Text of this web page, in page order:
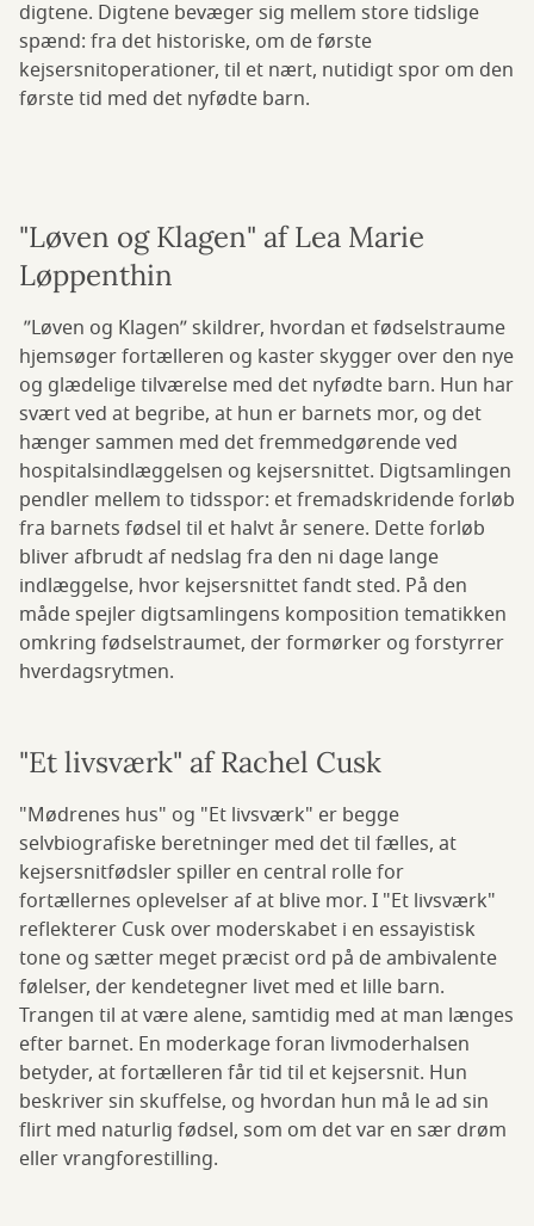
digtene. Digtene bevæger sig mellem store tidslige
spænd: fra det historiske, om de første
kejsersnitoperationer, til et nært, nutidigt spor om den
første tid med det nyfødte barn.
"Løven og Klagen" af Lea Marie
Løppenthin
”Løven og Klagen” skildrer, hvordan et fødselstraume
hjemsøger fortælleren og kaster skygger over den nye
og glædelige tilværelse med det nyfødte barn. Hun har
svært ved at begribe, at hun er barnets mor, og det
hænger sammen med det fremmedgørende ved
hospitalsindlæggelsen og kejsersnittet. Digtsamlingen
pendler mellem to tidsspor: et fremadskridende forløb
fra barnets fødsel til et halvt år senere. Dette forløb
bliver afbrudt af nedslag fra den ni dage lange
indlæggelse, hvor kejsersnittet fandt sted. På den
måde spejler digtsamlingens komposition tematikken
omkring fødselstraumet, der formørker og forstyrrer
hverdagsrytmen.
"Et livsværk" af Rachel Cusk
"Mødrenes hus" og "Et livsværk" er begge
selvbiografiske beretninger med det til fælles, at
kejsersnitfødsler spiller en central rolle for
fortællernes oplevelser af at blive mor. I "Et livsværk"
reflekterer Cusk over moderskabet i en essayistisk
tone og sætter meget præcist ord på de ambivalente
følelser, der kendetegner livet med et lille barn.
Trangen til at være alene, samtidig med at man længes
efter barnet. En moderkage foran livmoderhalsen
betyder, at fortælleren får tid til et kejsersnit. Hun
beskriver sin skuffelse, og hvordan hun må le ad sin
flirt med naturlig fødsel, som om det var en sær drøm
eller vrangforestilling.